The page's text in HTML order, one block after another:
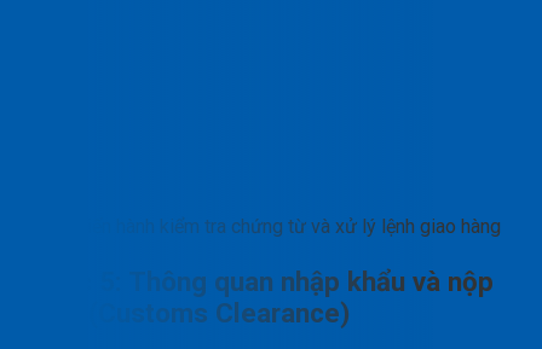
Tiến hành kiểm tra chứng từ và xử lý lệnh giao hàng
Bước 5: Thông quan nhập khẩu và nộp
thuế (Customs Clearance)